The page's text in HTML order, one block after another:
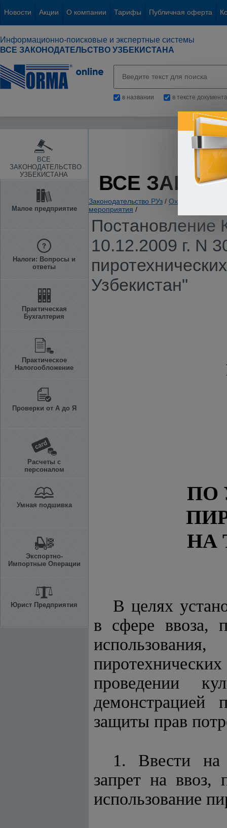
Новости Акции О компании Тарифы Публичная оферта
Информационно-поисковые и экспертные системы
ВСЕ ЗАКОНОДАТЕЛЬСТВО УЗБЕКИСТАНА
в названии в тексте документа
ВСЕ
ЗАКОНОДАТЕЛЬСТВО
УЗБЕКИСТАНА
Малое предприятие
Налоги: Вопросы и
ответы
Практическая
Бухгалтерия
Практическое
Налогообложение
Проверки от А до Я
Расчеты с
персоналом
Умная подшивка
Экспортно-
Импортные Операции
Юрист Предприятия
ВСЕ
Законодательство РУз / Охрана
мероприятия /
Постановление
10.12.2009 г. N
Узбекистан"
ПО
НА
В целях
в сфере ввоза,
проведении
демонстрацией
защиты прав
1. Ввести на
запрет на ввоз,
использование